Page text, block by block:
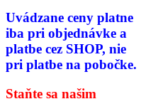
Uvádzane ceny platne
iba pri objednávke a
platbe cez SHOP, nie
pri platbe na pobočke.
Staňte sa našim